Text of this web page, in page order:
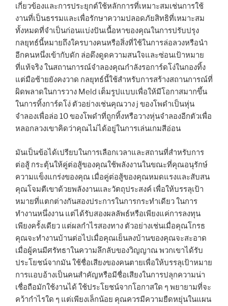
เกี่ยวข้องและการประยุกต์ใช้หลักการที่เหมาะสมเช่นการใช้
งานที่เป็นธรรมและเพื่อรักษาความปลอดภัยสิทธิที่เหมาะสม
ทั้งหมดที่จำเป็นก่อนแบ่งปันเนื้อหาของคุณในการปรับปรุง
กลยุทธ์นี้หมายถึงใครบางคนหรือสิ่งที่ใช้ในการล่อลวงหรือนำ
อีกคนหนึ่งเข้ากับดัก ล่อดึงดูดความสนใจและซ่อนเป้าหมาย
ที่แท้จริง ในสถานการณ์จำลองคุณกำลังรอการ์ดโง่ในกองทิ้ง
แต่มือซ้ายยังคงวาด กลยุทธ์นี้ใช้สำหรับการสร้างสถานการณ์ที่
ผิดพลาดในการวาง Meld เต็มรูปแบบเพื่อให้มีโอกาสมากขึ้น
ในการทิ้งการ์ดโง่ ตัวอย่างเช่นคุณวาง j ของโพดำเป็นหุ่น
จำลองเพื่อล่อ 10 ของโพดำที่ถูกทิ้งหรือวางหุ่นจำลองอีกตัวเพื่อ
หลอกลวงเขาคิดว่าคุณไม่ได้อยู่ในการเล่นเกมสีอ่อน
มันเป็นข้อได้เปรียบในการเลือกเวลาและสถานที่สำหรับการ
ต่อสู้ กระตุ้นให้คู่ต่อสู้ของคุณใช้พลังงานในขณะที่คุณอนุรักษ์
ความแข็งแกร่งของคุณ เมื่อคู่ต่อสู้ของคุณหมดแรงและสับสน
คุณโจมตีเขาด้วยพลังงานและวัตถุประสงค์ เพื่อให้บรรลุเป้า
หมายที่แตกต่างกันสองประการในการกระทำเดียว ในการ
ทำงานหนึ่งงาน แต่ได้รับสองผลลัพธ์หรือเพียงแค่การลงทุน
เพียงครั้งเดียว แต่ผลกำไรสองทาง ตัวอย่างเช่นเมื่อคุณโกรธ
คุณจะทำงานบ้านต่อไปเมื่อคุณเย็นลงบ้านของคุณจะสะอาด
เมื่อผู้คนมีศรัทธาในความลึกลับของวิญญาณ พวกเขาได้รับ
ประโยชน์จากมัน ใช้ชื่อเสียงของคนตายเพื่อให้บรรลุเป้าหมาย
การแอบอ้างเป็นคนสำคัญหรือมีชื่อเสียงในการปลุกความน่า
เชื่อถือมักใช้งานได้ ใช้ประโยชน์จากโอกาสใด ๆ พยายามที่จะ
คว้ากำไรใด ๆ แต่เพียงเล็กน้อย คุณควรมีความยืดหยุ่นในแผน